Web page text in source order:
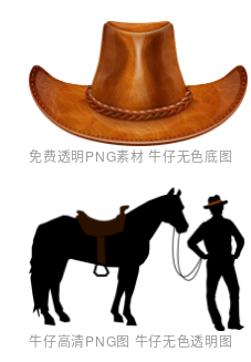
免费透明PNG素材 牛仔无色底图
牛仔高清PNG图 牛仔无色透明图